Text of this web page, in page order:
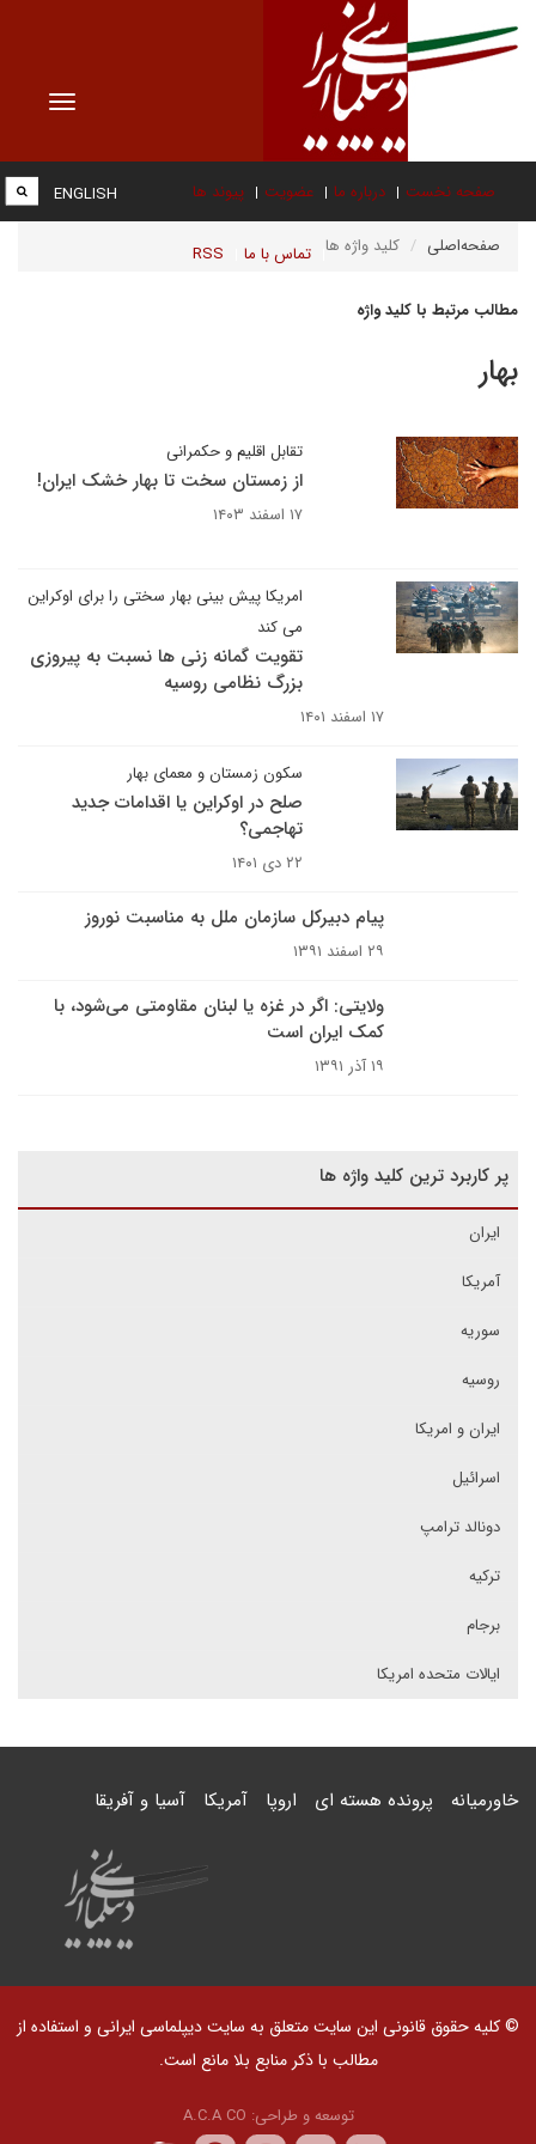
Toggle
صفحه نخست درباره ما عضویت پیوند ها
تماس با ما RSS
ENGLISH
صفحه‌اصلی کلید واژه ها
مطالب مرتبط با کلید واژه
بهار
تقابل اقلیم و حکمرانی
از زمستان سخت تا بهار خشک ایران!
۱۷ اسفند ۱۴۰۳
امریکا پیش بینی بهار سختی را برای اوکراین
می کند
تقویت گمانه زنی ها نسبت به پیروزی
بزرگ نظامی روسیه
۱۷ اسفند ۱۴۰۱
سکون زمستان و معمای بهار
صلح در اوکراین یا اقدامات جدید
تهاجمی؟
۲۲ دی ۱۴۰۱
پیام دبیرکل سازمان ملل به مناسبت نوروز
۲۹ اسفند ۱۳۹۱
ولایتی: اگر در غزه یا لبنان مقاومتی می‌‌شود، با
کمک ایران است
۱۹ آذر ۱۳۹۱
پر کاربرد ترین کلید واژه ها
ایران
آمریکا
سوریه
روسیه
ایران و امریکا
اسرائیل
دونالد ترامپ
ترکیه
برجام
ایالات متحده امریکا
خاورمیانه پرونده هسته ای اروپا آمریکا آسیا و آفریقا
© کلیه حقوق قانونی این سایت متعلق به سایت دیپلماسی ایرانی و استفاده از
مطالب با ذکر منابع بلا مانع است.
توسعه و طراحی: A.C.A CO